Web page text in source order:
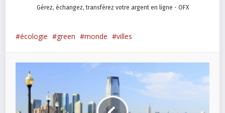
Gérez, échangez, transférez votre argent en ligne - OFX
écologie green monde villes